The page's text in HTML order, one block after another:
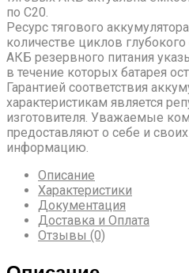
по С20.
Ресурс тягового
количестве циклов
АКБ резервного питания
в течение которых батарея
Гарантией соответствия
характеристикам является
изготовителя. Уважаемые
предоставляют о себе и
информацию.
Описание
Характеристики
Документация
Доставка и Оплата
Отзывы (0)